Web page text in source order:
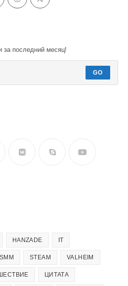
за последний месяц!
GO
HANZADE IT
SMM STEAM VALHEIM
ЦИТАТА